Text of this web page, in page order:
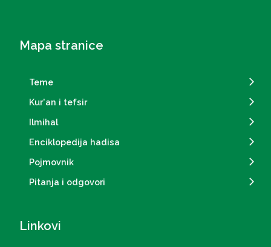
Mapa stranice
Teme
Kur'an i tefsir
Ilmihal
Enciklopedija hadisa
Pojmovnik
Pitanja i odgovori
Linkovi